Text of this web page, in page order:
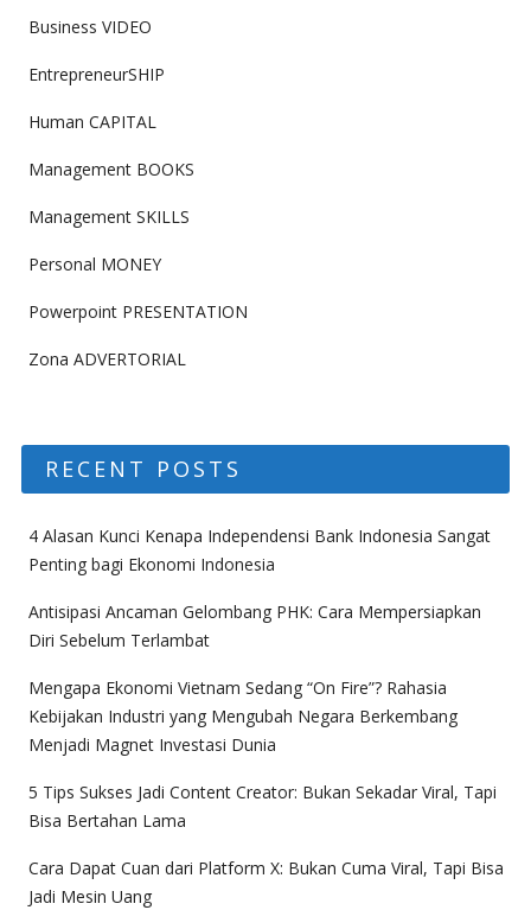
Business VIDEO
EntrepreneurSHIP
Human CAPITAL
Management BOOKS
Management SKILLS
Personal MONEY
Powerpoint PRESENTATION
Zona ADVERTORIAL
RECENT POSTS
4 Alasan Kunci Kenapa Independensi Bank Indonesia Sangat
Penting bagi Ekonomi Indonesia
Antisipasi Ancaman Gelombang PHK: Cara Mempersiapkan
Diri Sebelum Terlambat
Mengapa Ekonomi Vietnam Sedang “On Fire”? Rahasia
Kebijakan Industri yang Mengubah Negara Berkembang
Menjadi Magnet Investasi Dunia
5 Tips Sukses Jadi Content Creator: Bukan Sekadar Viral, Tapi
Bisa Bertahan Lama
Cara Dapat Cuan dari Platform X: Bukan Cuma Viral, Tapi Bisa
Jadi Mesin Uang